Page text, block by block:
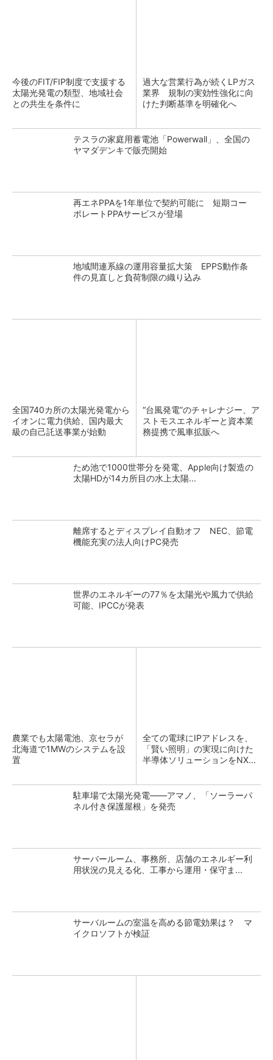
今後のFIT/FIP制度で支援する
太陽光発電の類型、地域社会
との共生を条件に
過大な営業行為が続くLPガス
業界 規制の実効性強化に向
けた判断基準を明確化へ
テスラの家庭用蓄電池「Powerwall」、全国の
ヤマダデンキで販売開始
再エネPPAを1年単位で契約可能に 短期コー
ポレートPPAサービスが登場
地域間連系線の運用容量拡大策 EPPS動作条
件の見直しと負荷制限の織り込み
全国740カ所の太陽光発電から
イオンに電力供給、国内最大
級の自己託送事業が始動
“台風発電”のチャレナジー、ア
ストモスエネルギーと資本業
務提携で風車拡販へ
ため池で1000世帯分を発電、Apple向け製造の
太陽HDが14カ所目の水上太陽...
離席するとディスプレイ自動オフ NEC、節電
機能充実の法人向けPC発売
世界のエネルギーの77％を太陽光や風力で供給
可能、IPCCが発表
農業でも太陽電池、京セラが
北海道で1MWのシステムを設
置
全ての電球にIPアドレスを、
「賢い照明」の実現に向けた
半導体ソリューションをNX...
駐車場で太陽光発電――アマノ、「ソーラーパ
ネル付き保護屋根」を発売
サーバールーム、事務所、店舗のエネルギー利
用状況の見える化、工事から運用・保守ま...
サーバルームの室温を高める節電効果は？ マ
イクロソフトが検証